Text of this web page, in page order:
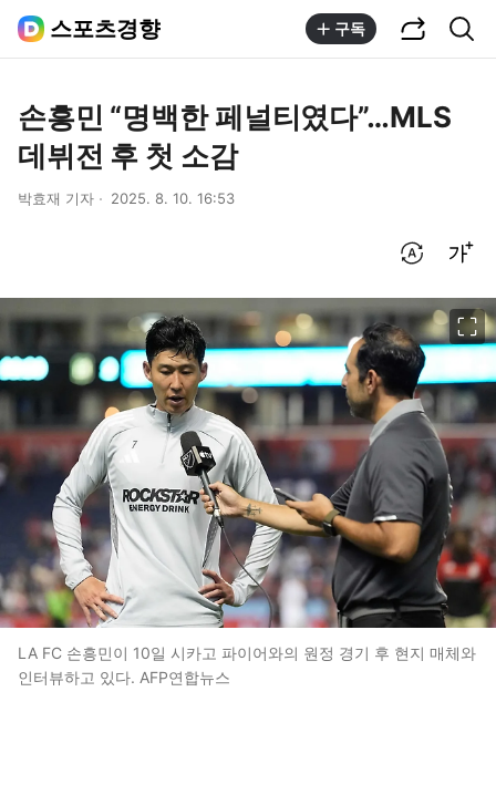
스포츠경향 구독
손흥민 “명백한 페널티였다”…MLS
데뷔전 후 첫 소감
박효재 기자 2025. 8. 10. 16:53
LA FC 손흥민이 10일 시카고 파이어와의 원정 경기 후 현지 매체와
인터뷰하고 있다. AFP연합뉴스